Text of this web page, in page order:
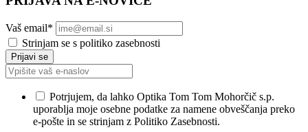
Vaš email*
Strinjam se s politiko zasebnosti
Potrjujem, da lahko Optika Tom Tom Mohorčič s.p.
uporablja moje osebne podatke za namene obveščanja preko
e-pošte in se strinjam z Politiko Zasebnosti.